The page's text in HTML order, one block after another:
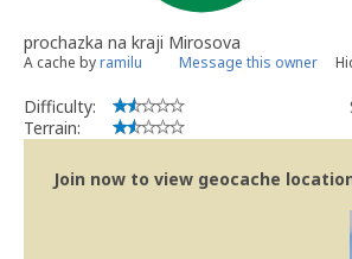
prochazka na kraji Mirosova
A cache byramilu Message this owner
Difficulty:
Terrain:
Join now to view geocache